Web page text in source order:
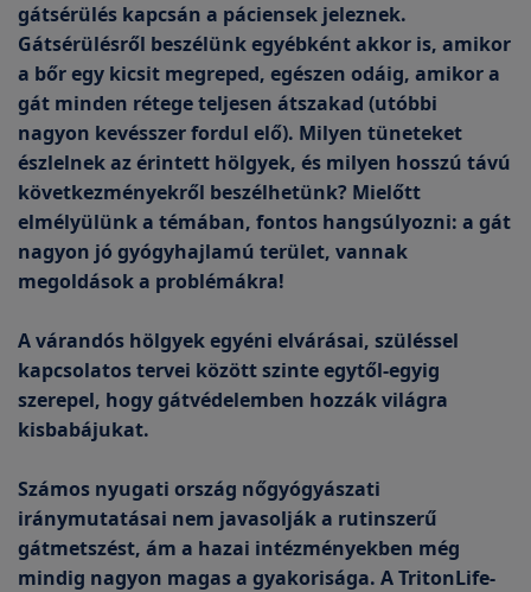
gátsérülés kapcsán a páciensek jeleznek.
Gátsérülésről beszélünk egyébként akkor is, amikor
a bőr egy kicsit megreped, egészen odáig, amikor a
gát minden rétege teljesen átszakad (utóbbi
nagyon kevésszer fordul elő). Milyen tüneteket
észlelnek az érintett hölgyek, és milyen hosszú távú
következményekről beszélhetünk? Mielőtt
elmélyülünk a témában, fontos hangsúlyozni: a gát
nagyon jó gyógyhajlamú terület, vannak
megoldások a problémákra!
A várandós hölgyek egyéni elvárásai, szüléssel
kapcsolatos tervei között szinte egytől-egyig
szerepel, hogy gátvédelemben hozzák világra
kisbabájukat.
Számos nyugati ország nőgyógyászati
iránymutatásai nem javasolják a rutinszerű
gátmetszést, ám a hazai intézményekben még
mindig nagyon magas a gyakorisága. A TritonLife-